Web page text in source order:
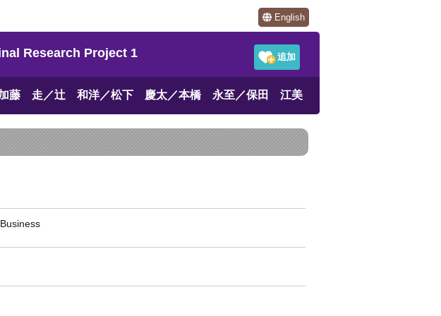
English
Research Project 1
藤 走／辻 和洋／松下 慶太／本橋 永至／保田 江美